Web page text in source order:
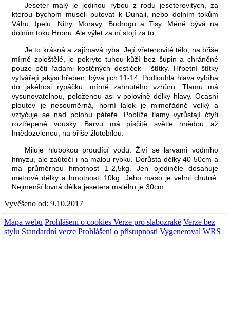
Jeseter malý je jedinou rybou z rodu jeseterovitých, za
kterou bychom museli putovat k Dunaji, nebo dolním tokům
Váhu, Ipelu, Nitry, Moravy, Bodrogu a Tisy. Méně bývá na
dolním toku Hronu. Ale výlet za ní stojí za to.
Je to krásná a zajímavá ryba. Její vřetenovité tělo, na břiše
mírně zploštělé, je pokryto tuhou kůží bez šupin a chráněné
pouze pěti řadami kostěných destiček - štítky. Hřbetní štítky
vytvářejí jakýsi hřeben, bývá jich 11-14. Podlouhlá hlava vybíhá
do jakéhosi rypáčku, mírně zahnutého vzhůru. Tlamu má
vysunovatelnou, položenou asi v polovině délky hlavy. Ocasní
ploutev je nesouměrná, horní lalok je mimořádně velký a
vztyčuje se nad polohu páteře. Poblíže tlamy vyrůstají čtyři
roztřepené vousky. Barvu má písčitě světle hnědou až
hnědozelenou, na břiše žlutobílou.
Miluje hlubokou proudící vodu. Živí se larvami vodního
hmyzu, ale zaútočí i na malou rybku. Dorůstá délky 40-50cm a
ma průměrnou hmotnost 1-2,5kg. Jen ojediněle dosahuje
metrové délky a hmotnosti 10kg. Jeho maso je velmi chutné.
Nejmenší lovná délka jesetera malého je 30cm.
Vyvěšeno od: 9.10.2017
Mapa webu Prohlášení o cookies Verze pro slabozraké Verze bez
stylu Standardní verze Prohlášení o přístupnosti Vygeneroval WRS